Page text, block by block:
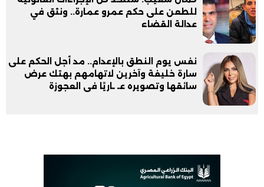
للطعن على حكم عمرو عمارة.. ونثق في
عدالة القضاء
نفس يوم النطق بالإعدام.. مد أجل الحكم على
سارة خليفة وآخرين لاتهامهم بهتك عرض
سائقها وتصويره عـ ـاريًا فى العجوزة